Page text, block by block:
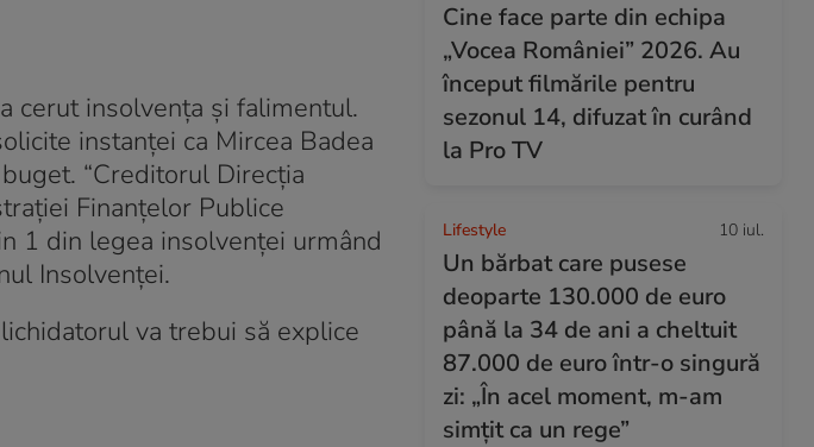
cerut insolvența și falimentul.
instanței ca Mircea Badea
“Creditorul Direcţia
Finanţelor Publice
1 din legea insolvenţei urmând
Insolvenței.
va trebui să explice
Cine face parte din echipa
„Vocea României” 2026. Au
început filmările pentru
sezonul 14, difuzat în curând
la Pro TV
Lifestyle 10 iul.
Un bărbat care pusese
deoparte 130.000 de euro
până la 34 de ani a cheltuit
87.000 de euro într-o singură
zi: „În acel moment, m-am
simțit ca un rege”